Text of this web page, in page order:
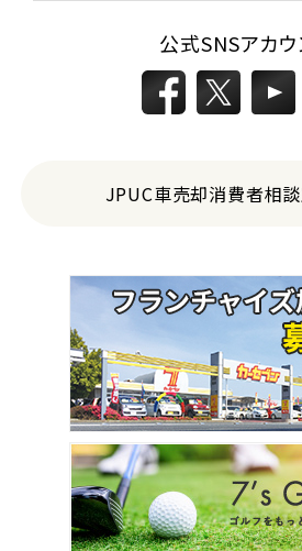
公式SNSアカウ
JPUC車売却消費者相談